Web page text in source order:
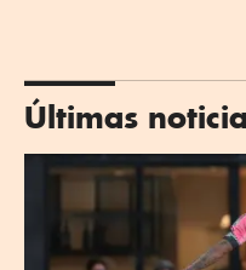
Últimas